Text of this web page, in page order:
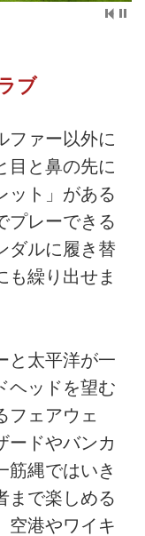
ブ
ファー以外に
目と鼻の先に
ット」がある
プレーできる
ダルに履き替
も繰り出せま
と太平洋が一
ヘッドを望む
フェアウェ
ードやバンカ
筋縄ではいき
まで楽しめる
空港やワイキ